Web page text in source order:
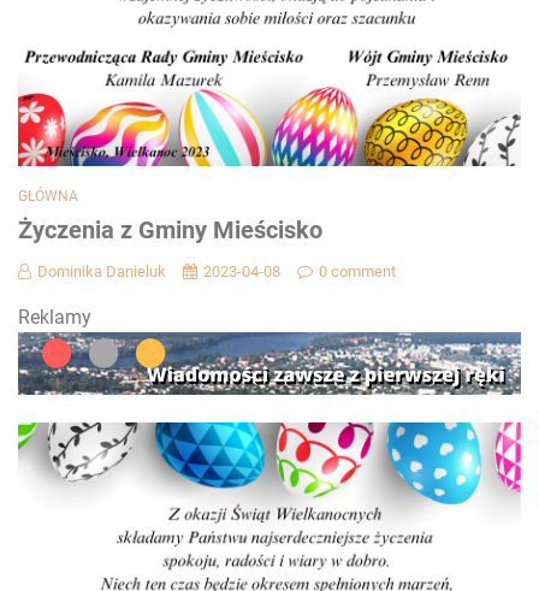
GŁÓWNA
Życzenia z Gminy Mieścisko
Dominika Danieluk 2023-04-08 0 comment
Reklamy